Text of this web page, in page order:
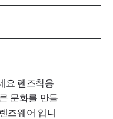
요 렌즈착용
문화를 만들
즈웨어 입니